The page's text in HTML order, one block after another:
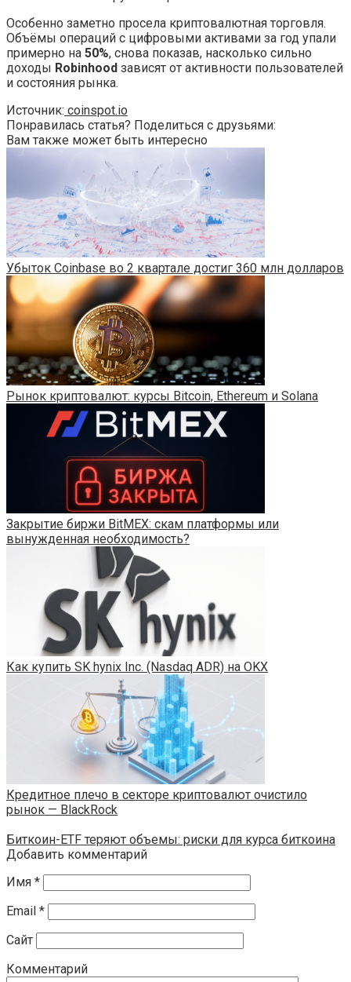
Особенно заметно просела криптовалютная торговля.
Объёмы операций с цифровыми активами за год упали
примерно на 50%, снова показав, насколько сильно
доходы Robinhood зависят от активности пользователей
и состояния рынка.
Источник: coinspot.io
Понравилась статья? Поделиться с друзьями:
Вам также может быть интересно
Убыток Coinbase во 2 квартале достиг 360 млн долларов
Рынок криптовалют: курсы Bitcoin, Ethereum и Solana
Закрытие биржи BitMEX: скам платформы или
вынужденная необходимость?
Как купить SK hynix Inc. (Nasdaq ADR) на OKX
Кредитное плечо в секторе криптовалют очистило
рынок — BlackRock
Биткоин-ETF теряют объемы: риски для курса биткоина
Добавить комментарий
Имя *
Email *
Сайт
Комментарий